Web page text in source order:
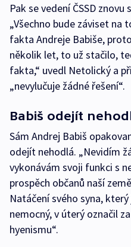
Pak se vedení ČSSD
„Všechno bude záviset na
fakta Andreje Babiše,
několik let, to už stačilo,
fakta,“ uvedl Netolický a
„nevylučuje žádné řešení“.
Babiš odejít
Sám Andrej Babiš
odejít nehodlá. „Nevidím
vykonávám svoji funkci s
prospěch občanů naší
Natáčení svého syna,
nemocný, v úterý označil
hyenismu“.